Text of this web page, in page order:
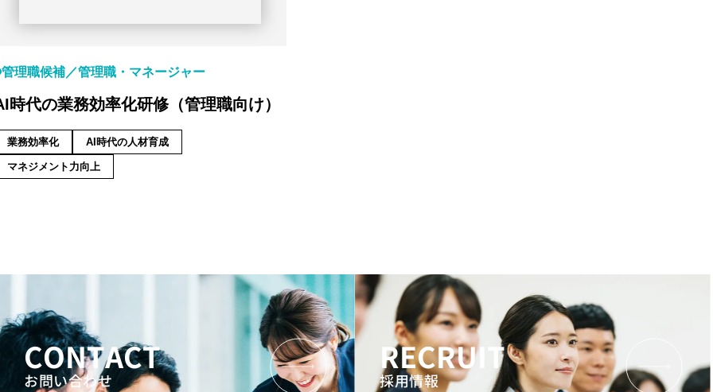
管理職候補 管理職・マネージャー
時代の業務効率化研修（管理職向け）
業務効率化 AI時代の人材育成
マネジメント力向上
CONTACT
お問い合わせ
RECRUIT
採用情報